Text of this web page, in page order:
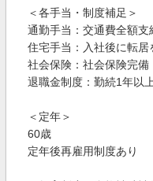
＜各手当・制度補足＞
通勤手当：交通費全額支
住宅手当：入社後に転
社会保険：社会保険完備
退職金制度：勤続1年以
＜定年＞
60歳
定年後再雇用制度あり